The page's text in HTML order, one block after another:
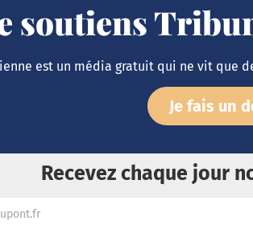
soutiens
est un média gratuit qui ne vit que
Je fais un
Recevez chaque jour